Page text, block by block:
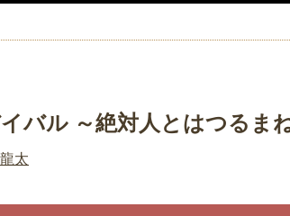
バル ～絶対人とはつるま
太